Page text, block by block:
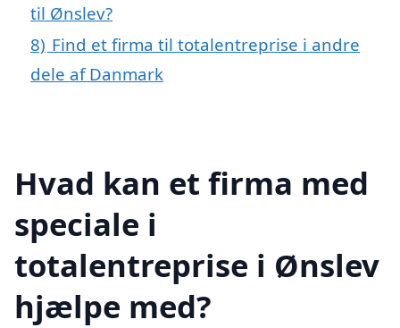
til Ønslev?
8) Find et firma til totalentreprise i andre
dele af Danmark
Hvad kan et firma med
speciale i
totalentreprise i Ønslev
hjælpe med?